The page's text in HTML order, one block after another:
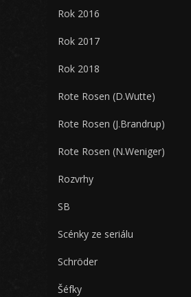
Rok 2016
Rok 2017
Rok 2018
Rote Rosen (D.Wutte)
Rote Rosen (J.Brandrup)
Rote Rosen (N.Weniger)
Rozvrhy
SB
Scénky ze seriálu
Schröder
Šéfky